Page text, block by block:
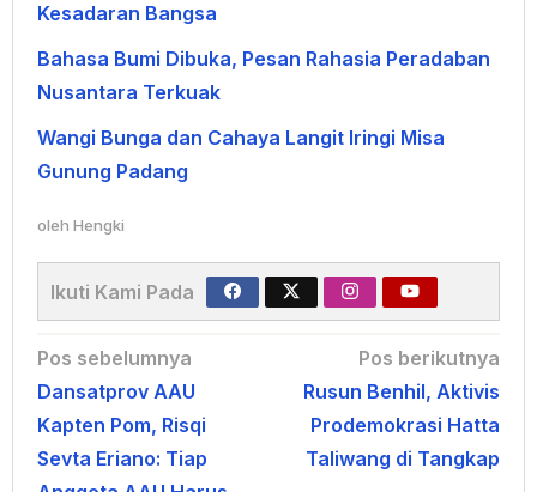
Kesadaran Bangsa
Bahasa Bumi Dibuka, Pesan Rahasia Peradaban
Nusantara Terkuak
Wangi Bunga dan Cahaya Langit Iringi Misa
Gunung Padang
oleh Hengki
Ikuti Kami Pada
Navigasi
pos
Pos sebelumnya
Dansatprov AAU
Kapten Pom, Risqi
Sevta Eriano: Tiap
Pos berikutnya
Rusun Benhil, Aktivis
Prodemokrasi Hatta
Taliwang di Tangkap